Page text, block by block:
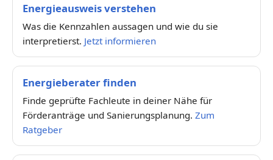
Energieausweis verstehen
Was die Kennzahlen aussagen und wie du sie
interpretierst. Jetzt informieren
Energieberater finden
Finde geprüfte Fachleute in deiner Nähe für
Förderanträge und Sanierungsplanung. Zum
Ratgeber